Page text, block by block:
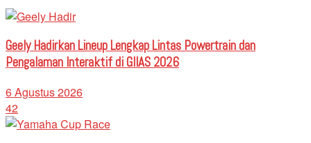
Geely Hadirkan Lineup Lengkap Lintas Powertrain dan
Pengalaman Interaktif di GIIAS 2026
6 Agustus 2026
42